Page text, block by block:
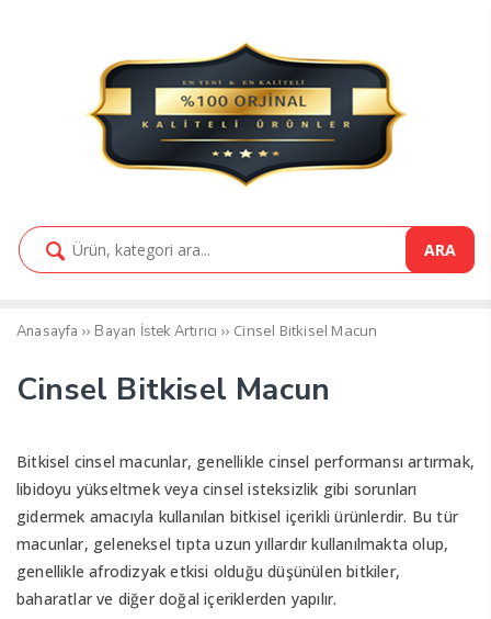
ARA
Anasayfa ›› Bayan İstek Artırıcı ›› Cinsel Bitkisel Macun
Cinsel Bitkisel Macun
Bitkisel cinsel macunlar, genellikle cinsel performansı artırmak,
libidoyu yükseltmek veya cinsel isteksizlik gibi sorunları
gidermek amacıyla kullanılan bitkisel içerikli ürünlerdir. Bu tür
macunlar, geleneksel tıpta uzun yıllardır kullanılmakta olup,
genellikle afrodizyak etkisi olduğu düşünülen bitkiler,
baharatlar ve diğer doğal içeriklerden yapılır.